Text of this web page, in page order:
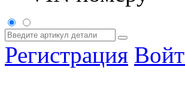
Регистрация